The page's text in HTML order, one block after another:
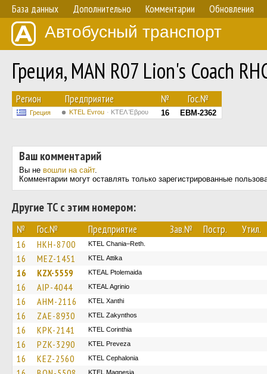
База данных Дополнительно Комментарии Обновления
Автобусный транспорт
Греция, MAN R07 Lion's Coach
Регион Предприятие № Гос.№
Греция KTEL Evrou ΚΤΕΛ Έβρου 16 EBM-2362
Ваш комментарий
Вы не вошли на сайт.
Комментарии могут оставлять только зарегистрированные
Другие ТС с этим номером:
№ Гос.№ Предприятие Зав.№ Постр. Утил.
16 HKH-8700 KTEL Chania–Reth.
16 MEZ-1451 KΤΕL Αttika
16 KZX-5559 KTEAL Ptolemaida
16 AIP-4044 KTEAL Agrinio
16 AHM-2116 KTEL Xanthi
16 ZAE-8930 KTEL Zakynthos
16 KPK-2141 KTEL Corinthia
16 PZK-3290 KTEL Preveza
16 KEZ-2560 KTEL Cephalonia
ΚΤΕL Magnesia